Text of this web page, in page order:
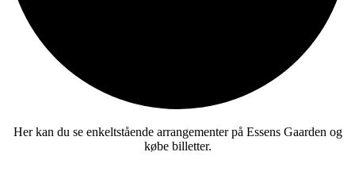
Her kan du se enkeltstående arrangementer på Essens Gaarden og
købe billetter.